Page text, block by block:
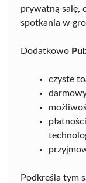
prywatną salę,
spotkania w
Dodatkowo
czyste
Podkreśla tym